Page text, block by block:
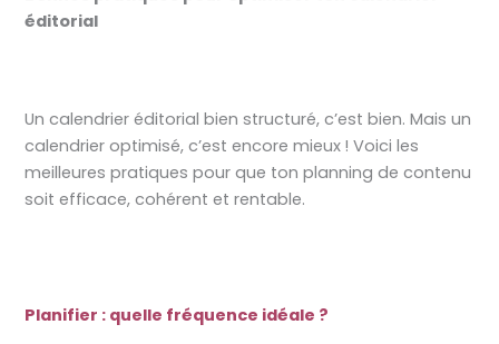
éditorial
Un calendrier éditorial bien structuré, c’est bien. Mais un
calendrier optimisé, c’est encore mieux ! Voici les
meilleures pratiques pour que ton planning de contenu
soit efficace, cohérent et rentable.
Planifier : quelle fréquence idéale ?